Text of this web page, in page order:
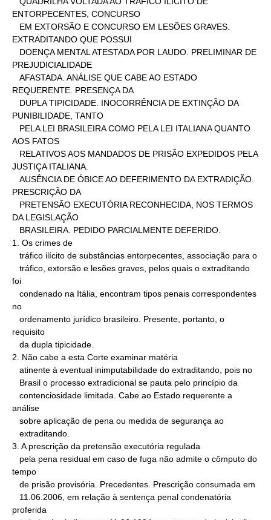
ENTORPECENTES, CONCURSO
EXTRADITANDO QUE POSSUI
PREJUDICIALIDADE
REQUERENTE. PRESENÇA DA
PUNIBILIDADE, TANTO
AOS FATOS
JUSTIÇA ITALIANA.
PRESCRIÇÃO DA
DA LEGISLAÇÃO
1. Os crimes de
foi
no
requisito
2. Não cabe a esta Corte examinar matéria
análise
3. A prescrição da pretensão executória regulada
tempo
proferida